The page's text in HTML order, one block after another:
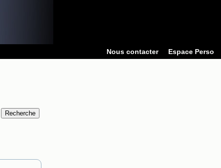
Nous contacter Espace Perso